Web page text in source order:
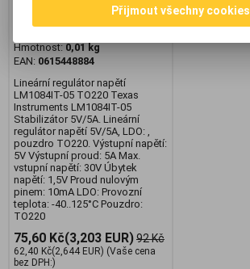
skladem
Hmotnost:0,01 kg
EAN: 0615448884
Lineární regulátor napětí
LM1084IT-05 TO220 Texas
Instruments LM1084IT-05
Stabilizátor 5V/5A. Lineární
regulátor napětí 5V/5A, LDO: ,
pouzdro TO220. Výstupní napětí:
5V Výstupní proud: 5A Max.
vstupní napětí: 30V Úbytek
napětí: 1,5V Proud nulovým
pinem: 10mA LDO: Provozní
teplota: -40..125°C Pouzdro:
TO220
75,60 Kč(3,203 EUR)92 Kč
62,40 Kč(2,644 EUR) (Vaše cena
bez DPH:)
Přijmout všechny cookies